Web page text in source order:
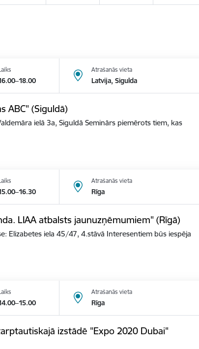
Atrašanās vieta
Latvija, Sigulda
ABC" (Siguldā)
ielā 3a, Siguldā Seminārs piemērots tiem, kas
Atrašanās vieta
Rīga
LIAA atbalsts jaunuzņēmumiem" (Rīgā)
Elizabetes iela 45/47, 4.stāvā Interesentiem būs iespēja
Atrašanās vieta
Rīga
izstādē "Expo 2020 Dubai"